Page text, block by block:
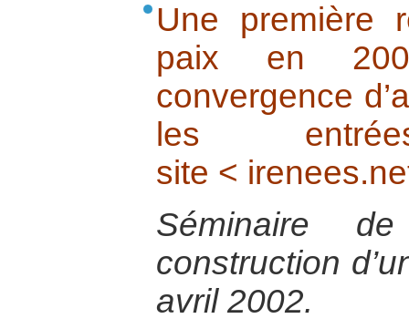
Une première
paix en
convergence
les
site <
Séminaire
construction
avril 2002.